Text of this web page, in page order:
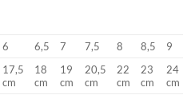
6 6,5 7 7,5 8 8,5
9
17,5
cm
18
cm
19
cm
20,5
cm
22
cm
23
cm
24
cm